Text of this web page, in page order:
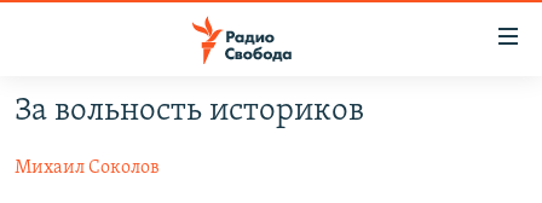
упрощенного
Вернуться
ПОДКАСТЫ
За вольность историков
Михаил Соколов